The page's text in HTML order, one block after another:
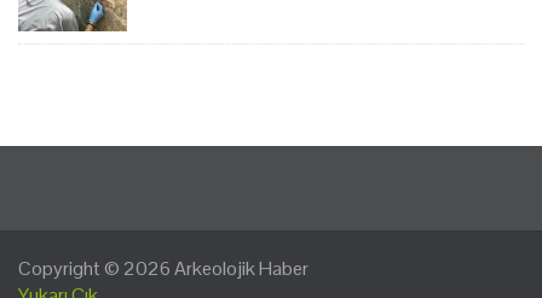
Copyright © 2026Arkeolojik Haber